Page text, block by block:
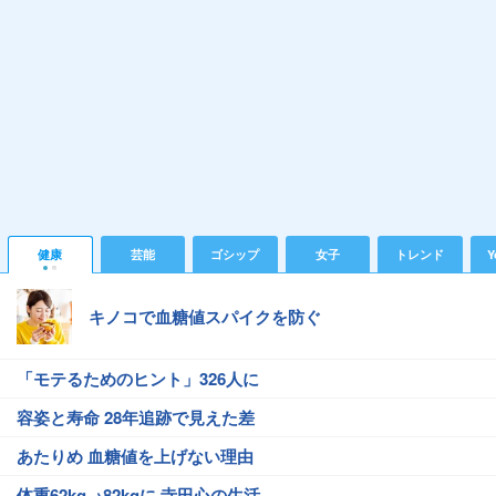
健康 芸能 ゴシップ 女子 トレンド
キノコで血糖値スパイクを防ぐ
「モテるためのヒント」326人に
容姿と寿命 28年追跡で見えた差
あたりめ 血糖値を上げない理由